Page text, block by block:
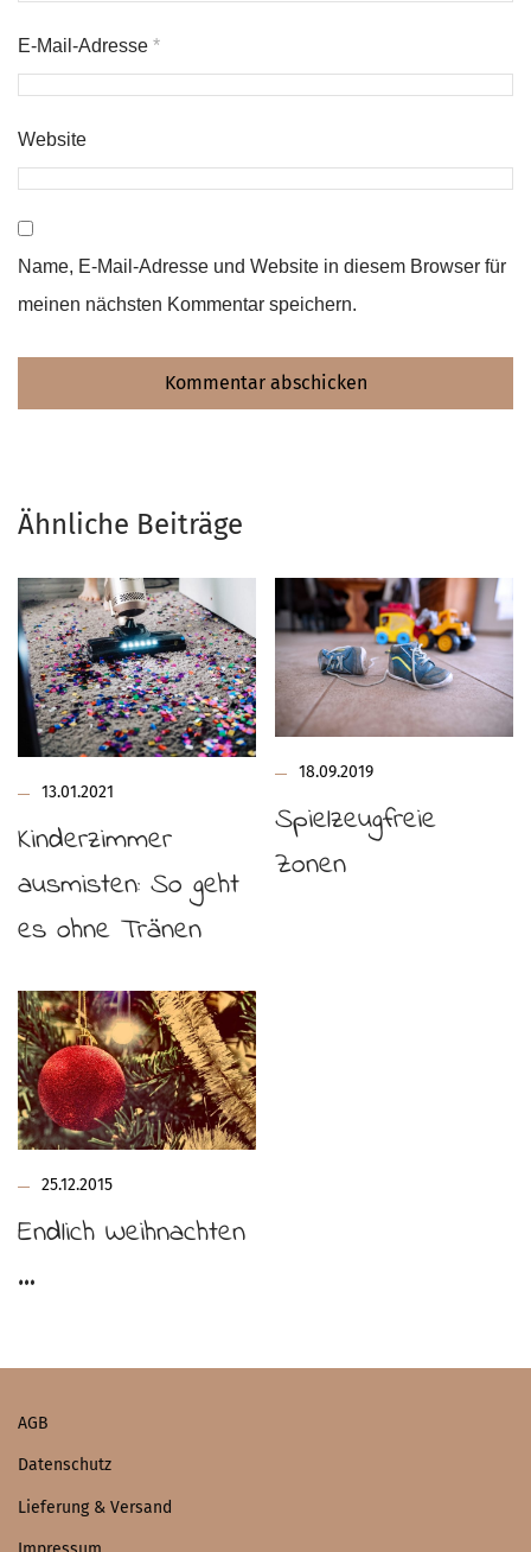
E-Mail-Adresse *
Website
Name, E-Mail-Adresse und Website in diesem Browser für
meinen nächsten Kommentar speichern.
Ähnliche Beiträge
13.01.2021
Kinderzimmer
ausmisten: So geht
es ohne Tränen
18.09.2019
Spielzeugfreie
Zonen
25.12.2015
Endlich Weihnachten
…
AGB
Datenschutz
Lieferung & Versand